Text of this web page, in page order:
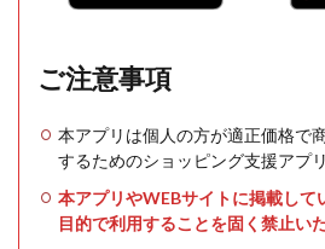
ご注意事項
本アプリは個人の方が適正価格で
するためのショッピング支援アプリ
本アプリやWEBサイトに掲載して
目的で利用することを固く禁止い